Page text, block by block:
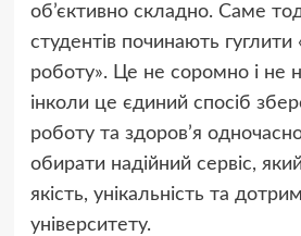
об’єктивно складно. Саме
студентів починають гуглити
роботу». Це не соромно і не
інколи це єдиний спосіб
роботу та здоров’я
обирати надійний сервіс,
якість, унікальність та
університету.